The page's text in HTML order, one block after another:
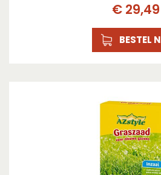
€ 29,49
BESTEL